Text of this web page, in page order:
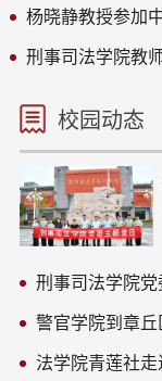
杨晓静教授参加
刑事司法学院教
校园动态